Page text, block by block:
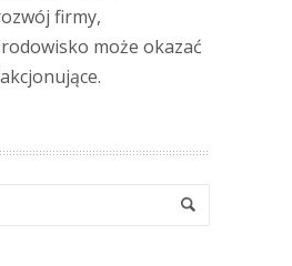
firmy,
może okazać